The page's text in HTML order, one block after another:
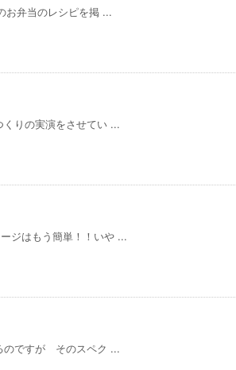
お弁当のレシピを掲 ...
りの実演をさせてい ...
ジはもう簡単！！いや ...
のですが そのスペク ...